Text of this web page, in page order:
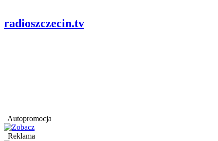
radioszczecin.tv
Autopromocja
Reklama